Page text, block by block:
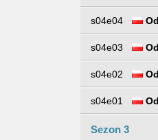
s04e04
s04e03
s04e02
s04e01
Sezon 3